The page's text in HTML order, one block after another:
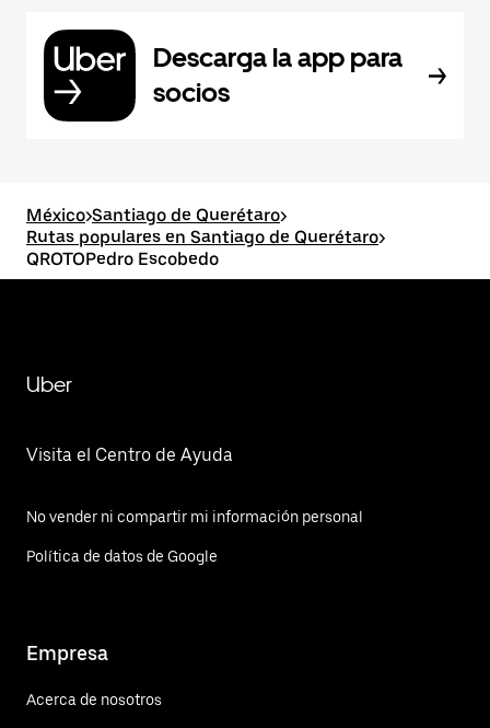
Descarga la app para
socios
México>Santiago de Querétaro>
Rutas populares en Santiago de Querétaro>
QROTOPedro Escobedo
Uber
Visita el Centro de Ayuda
No vender ni compartir mi información personal
Política de datos de Google
Empresa
Acerca de nosotros